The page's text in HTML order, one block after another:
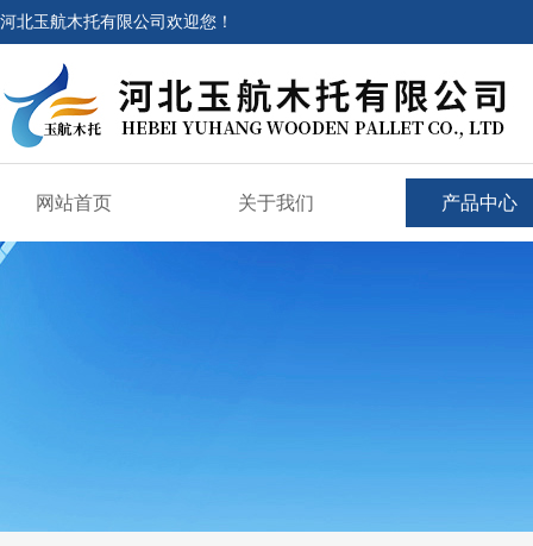
河北玉航木托有限公司欢迎您！
网站首页 关于我们 产品中心